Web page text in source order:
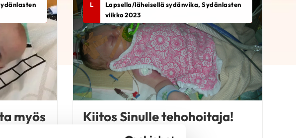
myös
L
Lapsella/läheisellä sydänvika, Sydänlasten
viikko 2023
Kiitos Sinulle tehohoitaja!